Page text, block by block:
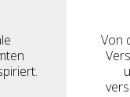
Von